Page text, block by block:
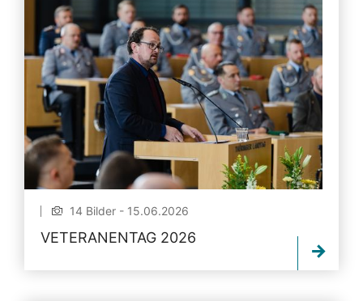
14 Bilder - 15.06.2026
VETERANENTAG 2026